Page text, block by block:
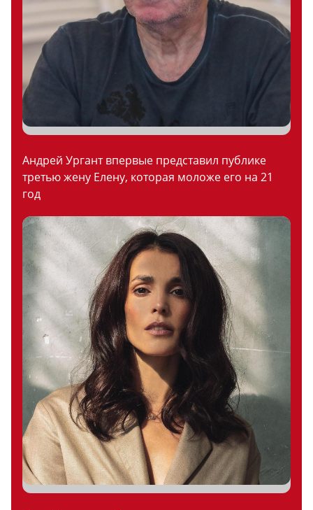
Андрей Ургант впервые представил публике
третью жену Елену, которая моложе его на 21
год